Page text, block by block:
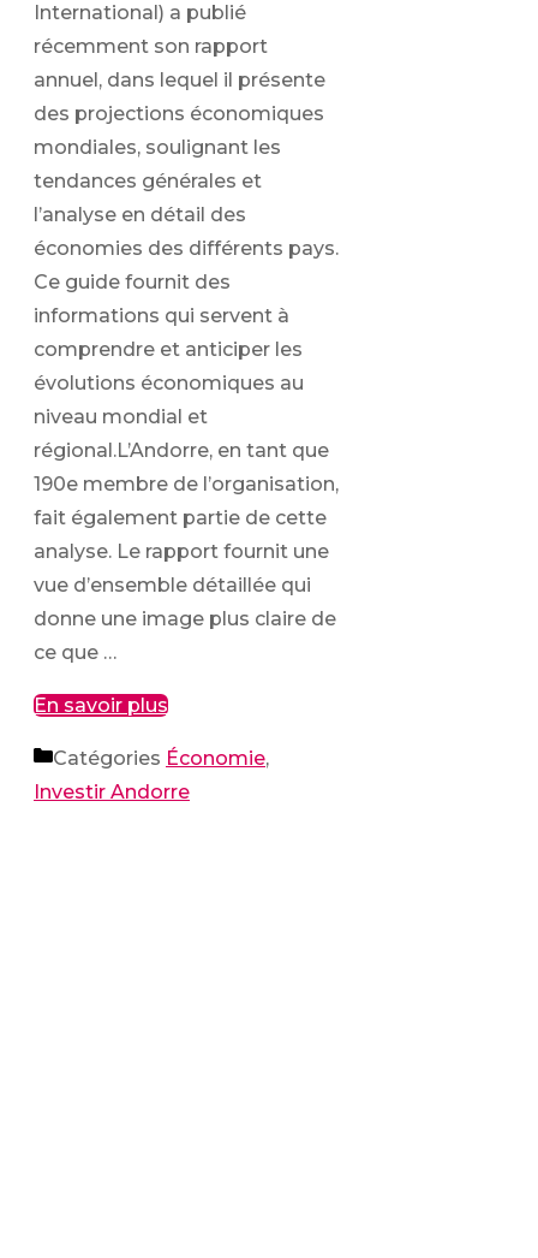
International) a publié
récemment son rapport
annuel, dans lequel il présente
des projections économiques
mondiales, soulignant les
tendances générales et
l’analyse en détail des
économies des différents pays.
Ce guide fournit des
informations qui servent à
comprendre et anticiper les
évolutions économiques au
niveau mondial et
régional.L’Andorre, en tant que
190e membre de l’organisation,
fait également partie de cette
analyse. Le rapport fournit une
vue d’ensemble détaillée qui
donne une image plus claire de
ce que …
En savoir plus
Catégories Économie,
Investir Andorre